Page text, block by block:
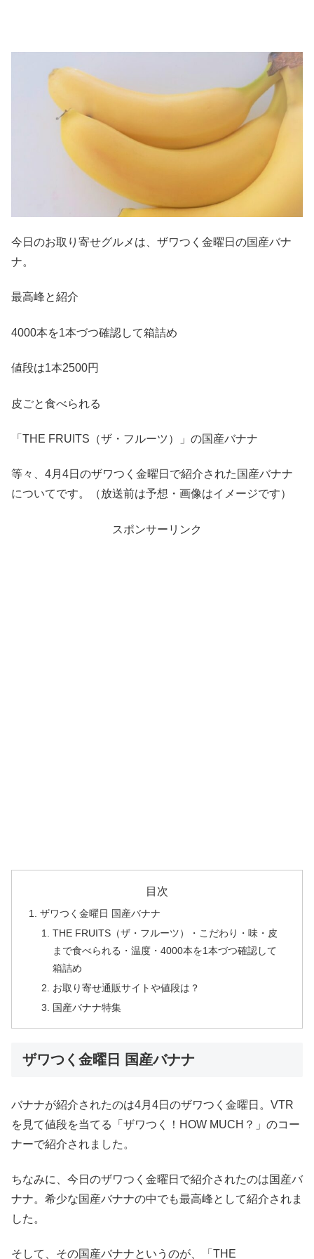
今日のお取り寄せグルメは、ザワつく金曜日の国産バナ
ナ。
最高峰と紹介
4000本を1本づつ確認して箱詰め
値段は1本2500円
皮ごと食べられる
「THE FRUITS（ザ・フルーツ）」の国産バナナ
等々、4月4日のザワつく金曜日で紹介された国産バナナ
についてです。（放送前は予想・画像はイメージです）
スポンサーリンク
目次
ザワつく金曜日 国産バナナ
THE FRUITS（ザ・フルーツ）・こだわり・味・皮
まで食べられる・温度・4000本を1本づつ確認して
箱詰め
お取り寄せ通販サイトや値段は？
国産バナナ特集
ザワつく金曜日 国産バナナ
バナナが紹介されたのは4月4日のザワつく金曜日。VTR
を見て値段を当てる「ザワつく！HOW MUCH？」のコー
ナーで紹介されました。
ちなみに、今日のザワつく金曜日で紹介されたのは国産バ
ナナ。希少な国産バナナの中でも最高峰として紹介されま
した。
そして、その国産バナナというのが、「THE